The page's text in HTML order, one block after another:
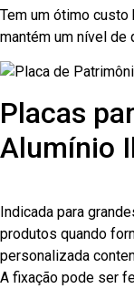
Tem um ótimo
mantém um nível de
Placas
Alumínio
Indicada para
produtos quando
personalizada
A fixação pode ser